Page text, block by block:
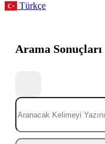
Türkçe
Arama Sonuçları